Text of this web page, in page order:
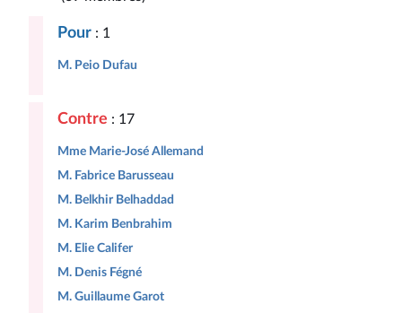
Pour : 1
M. Peio Dufau
Contre : 17
Mme Marie-José Allemand
M. Fabrice Barusseau
M. Belkhir Belhaddad
M. Karim Benbrahim
M. Elie Califer
M. Denis Fégné
M. Guillaume Garot